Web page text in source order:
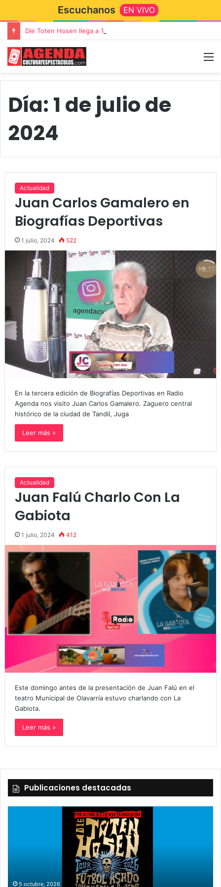
Escuchanos EN VIVO
Día: 1 de julio de
2024
Actualidad
Juan Carlos Gamalero en
Biografías Deportivas
1 julio, 2024 522
En la tercera edición de Biografías Deportivas en Radio
Agenda nos visito Juan Carlos Gamalero. Zaguero central
histórico de la ciudad de Tandil, Juga
Leer más »
Actualidad
Juan Falú Charlo Con La
Gabiota
1 julio, 2024 412
Este domingo antes de la presentación de Juan Falú en el
teatro Municipal de Olavarría estuvo charlando con La
Gabiota.
Leer más »
Publicaciones destacadas
5 octubre, 2026